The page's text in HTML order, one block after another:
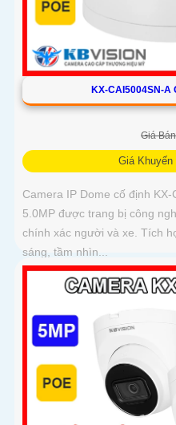
KX-CAI5004SN-A
Giá
Giá Khuyến
Camera IP Dome cố định
5.0MP được trang bị công
chính xác người và xe. Tích
sáng, tầm nhìn...